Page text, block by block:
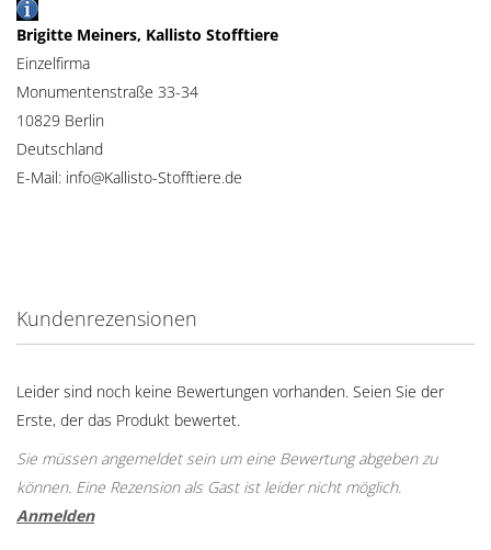
Brigitte Meiners, Kallisto Stofftiere
Einzelfirma
Monumentenstraße 33-34
10829 Berlin
Deutschland
E-Mail: info@Kallisto-Stofftiere.de
Kundenrezensionen
Leider sind noch keine Bewertungen vorhanden. Seien Sie der
Erste, der das Produkt bewertet.
Sie müssen angemeldet sein um eine Bewertung abgeben zu
können. Eine Rezension als Gast ist leider nicht möglich.
Anmelden